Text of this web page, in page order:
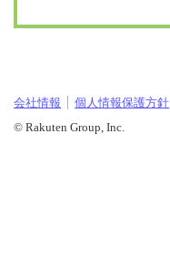
会社情報 個人情報保護方針
© Rakuten Group, Inc.